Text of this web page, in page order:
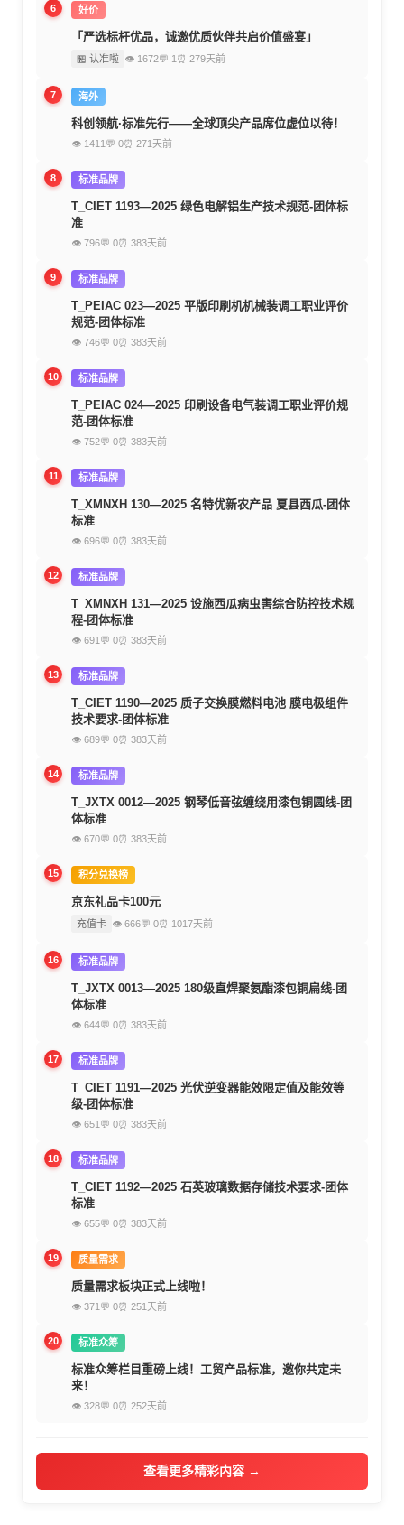
6 好价
「严选标杆优品，诚邀优质伙伴共启价值盛宴」
🏪 认准啦 👁 1672💬 1 ⏰ 279天前
7 海外
科创领航·标准先行——全球顶尖产品席位虚位以待！
👁 1411 💬 0⏰ 271天前
8 标准品牌
T_CIET 1193—2025 绿色电解铝生产技术规范-团体标
准
👁 796💬 0⏰ 383天前
9 标准品牌
T_PEIAC 023—2025 平版印刷机机械装调工职业评价
规范-团体标准
👁 746💬 0⏰ 383天前
10 标准品牌
T_PEIAC 024—2025 印刷设备电气装调工职业评价规
范-团体标准
👁 752💬 0⏰ 383天前
11 标准品牌
T_XMNXH 130—2025 名特优新农产品 夏县西瓜-团体
标准
👁 696💬 0⏰ 383天前
12 标准品牌
T_XMNXH 131—2025 设施西瓜病虫害综合防控技术规
程-团体标准
👁 691 💬 0⏰ 383天前
13 标准品牌
T_CIET 1190—2025 质子交换膜燃料电池 膜电极组件
技术要求-团体标准
👁 689💬 0⏰ 383天前
14 标准品牌
T_JXTX 0012—2025 钢琴低音弦缠绕用漆包铜圆线-团
体标准
👁 670💬 0⏰ 383天前
15 积分兑换榜
京东礼品卡100元
充值卡 👁 666💬 0⏰ 1017天前
16 标准品牌
T_JXTX 0013—2025 180级直焊聚氨酯漆包铜扁线-团
体标准
👁 644💬 0⏰ 383天前
17 标准品牌
T_CIET 1191—2025 光伏逆变器能效限定值及能效等
级-团体标准
👁 651 💬 0⏰ 383天前
18 标准品牌
T_CIET 1192—2025 石英玻璃数据存储技术要求-团体
标准
👁 655💬 0⏰ 383天前
19 质量需求
质量需求板块正式上线啦！
👁 371 💬 0⏰ 251天前
20 标准众筹
标准众筹栏目重磅上线！工贸产品标准，邀你共定未
来！
👁 328💬 0⏰ 252天前
查看更多精彩内容 →